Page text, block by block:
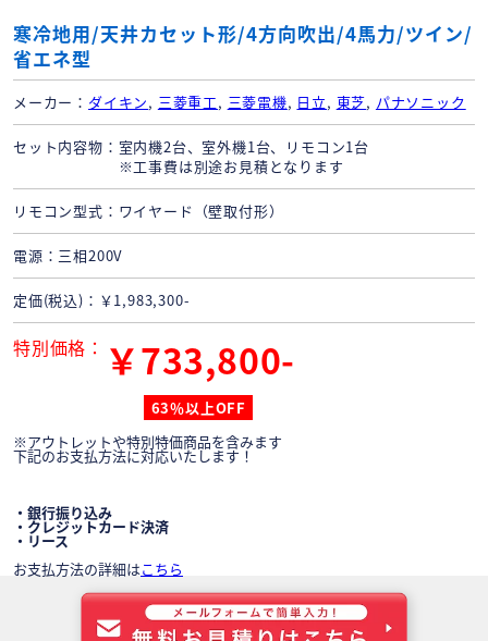
寒冷地用/天井カセット形/4方向吹出/4馬力/ツイン/
省エネ型
メーカー ダイキン, 三菱重工, 三菱電機, 日立, 東芝, パナソニック
セット内容物
室内機2台、室外機1台、リモコン1台
※工事費は別途お見積となります
リモコン型式 ワイヤード（壁取付形）
電源 三相200V
定価(税込) ￥1,983,300-
特別価格 ￥733,800-
63％以上OFF
※アウトレットや特別特価商品を含みます
下記のお支払方法に対応いたします！
・銀行振り込み
・クレジットカード決済
・リース
お支払方法の詳細はこちら